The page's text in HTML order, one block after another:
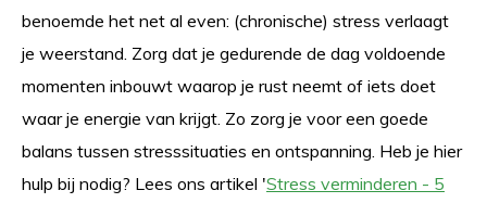
benoemde het net al even: (chronische) stress verlaagt
je weerstand. Zorg dat je gedurende de dag voldoende
momenten inbouwt waarop je rust neemt of iets doet
waar je energie van krijgt. Zo zorg je voor een goede
balans tussen stresssituaties en ontspanning. Heb je hier
hulp bij nodig? Lees ons artikel 'Stress verminderen - 5